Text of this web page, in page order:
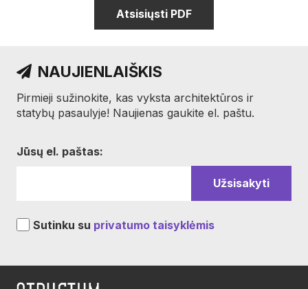
Atsisiųsti PDF
NAUJIENLAIŠKIS
Pirmieji sužinokite, kas vyksta architektūros ir
statybų pasaulyje! Naujienas gaukite el. paštu.
Jūsų el. paštas:
Sutinku su privatumo taisyklėmis